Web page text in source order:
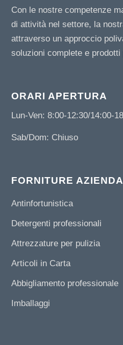
Con le nostre competenze
di attività nel settore, la
attraverso un approccio
soluzioni complete e
ORARI APERTURA
Lun-Ven: 8:00-12:30/14:00-
Sab/Dom: Chiuso
FORNITURE
Antinfortunistica
Detergenti professionali
Attrezzature per pulizia
Articoli in Carta
Abbigliamento professionale
Imballaggi